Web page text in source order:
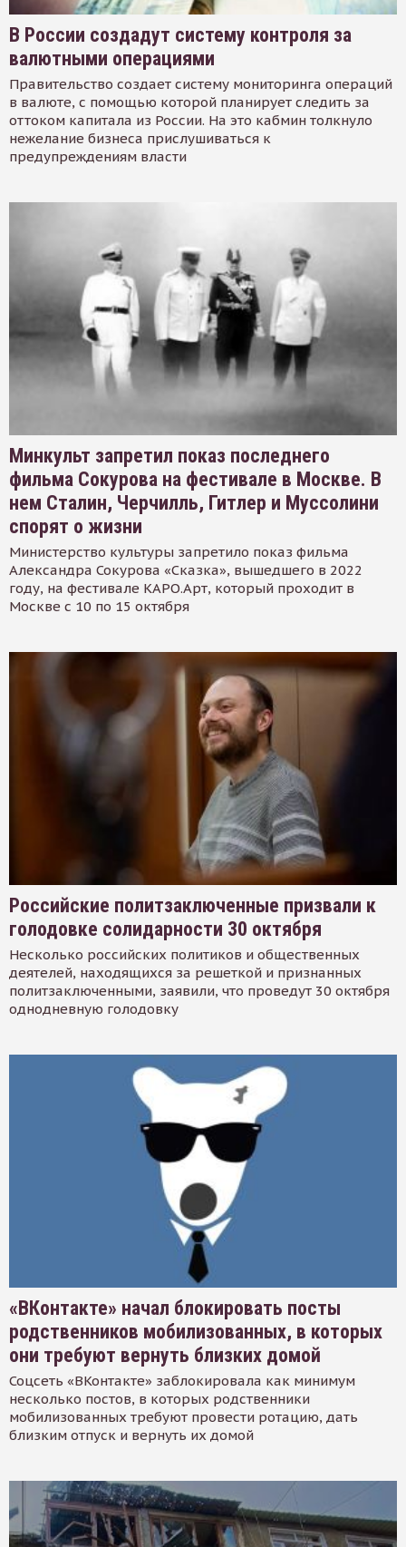
В России создадут систему контроля за
валютными операциями
Правительство создает систему мониторинга операций
в валюте, с помощью которой планирует следить за
оттоком капитала из России. На это кабмин толкнуло
нежелание бизнеса прислушиваться к
предупреждениям власти
Минкульт запретил показ последнего
фильма Сокурова на фестивале в Москве. В
нем Сталин, Черчилль, Гитлер и Муссолини
спорят о жизни
Министерство культуры запретило показ фильма
Александра Сокурова «Сказка», вышедшего в 2022
году, на фестивале КАРО.Арт, который проходит в
Москве с 10 по 15 октября
Российские политзаключенные призвали к
голодовке солидарности 30 октября
Несколько российских политиков и общественных
деятелей, находящихся за решеткой и признанных
политзаключенными, заявили, что проведут 30 октября
однодневную голодовку
«ВКонтакте» начал блокировать посты
родственников мобилизованных, в которых
они требуют вернуть близких домой
Соцсеть «ВКонтакте» заблокировала как минимум
несколько постов, в которых родственники
мобилизованных требуют провести ротацию, дать
близким отпуск и вернуть их домой